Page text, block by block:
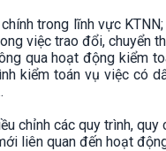
trong lĩnh vực
việc trao đổi, chuyển
qua hoạt động kiểm
kiểm toán vụ việc có
chỉnh các quy trình, quy
liên quan đến hoạt